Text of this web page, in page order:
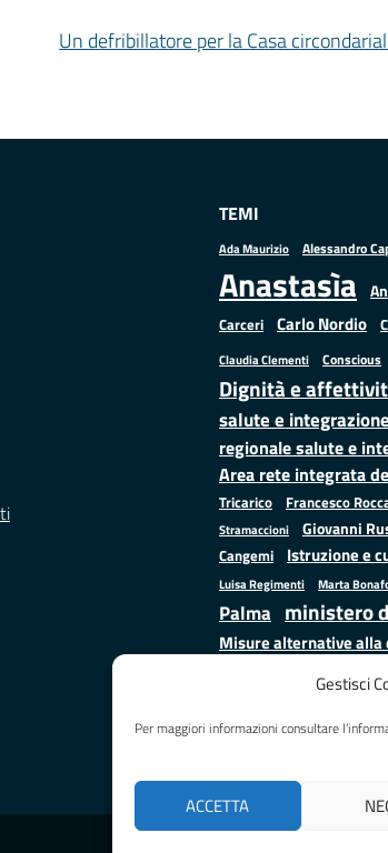
Gestisci
Per maggiori informazioni consultare
ACCETTA
Un defribillatore per la Casa
TEMI
Ada Maurizio Alessandro
Anastasìa
Carceri Carlo Nordio
Claudia Clementi Conscious
Dignità e
salute e
regionale salute e
Area rete integrata
Tricarico
Francesco
Stramaccioni
Giovanni
Cangemi
Istruzione e
Luisa Regimenti Marta
Palma ministero
Misure alternative alla
Samuele Ciambriello
Mattarella